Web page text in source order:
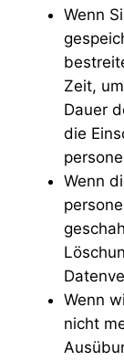
Wenn
Zeit,
Dauer
die
Wenn
Wenn
nicht